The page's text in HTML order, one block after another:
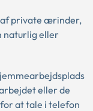
private ærinder,
naturlig eller
eller de
at tale i telefon